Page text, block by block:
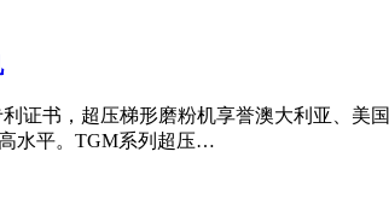
证书，超压梯形磨粉机享誉澳大利亚、美
水平。TGM系列超压…